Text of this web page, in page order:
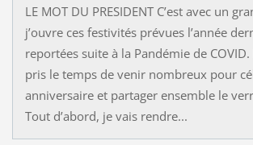
LE MOT DU PRESIDENT C’est avec un
j’ouvre ces festivités prévues l’année
reportées suite à la Pandémie de
pris le temps de venir nombreux pour
anniversaire et partager ensemble le
Tout d’abord, je vais rendre...